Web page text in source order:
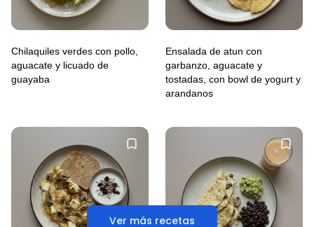
Ver más recetas
Chilaquiles verdes con pollo,
aguacate y licuado de
guayaba
Ensalada de atun con
garbanzo, aguacate y
tostadas, con bowl de yogurt y
arandanos